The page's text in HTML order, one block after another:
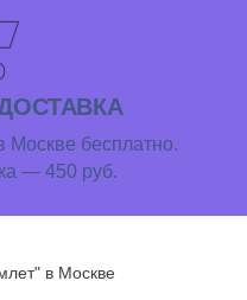
Москве бесплатно.
— 450 руб.
в Москве